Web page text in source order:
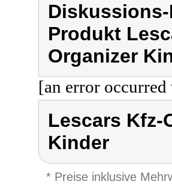
Produkt
Organizer
[an error
Lescars Kfz-
Kinder
* Preise inklusive